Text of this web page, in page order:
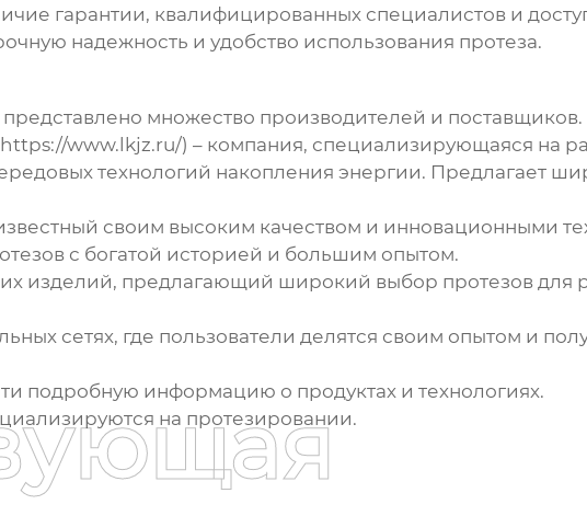
гарантии, квалифицированных специалистов и
надежность и удобство использования протеза.
множество производителей и
www.lkjz.ru/) – компания, специализирующаяся на
технологий накопления энергии. Предлагает
своим высоким качеством и инновационными
с богатой историей и большим опытом.
изделий, предлагающий широкий выбор протезов для
сетях, где пользователи делятся своим опытом и
подробную информацию о продуктах и технологиях.
на протезировании.